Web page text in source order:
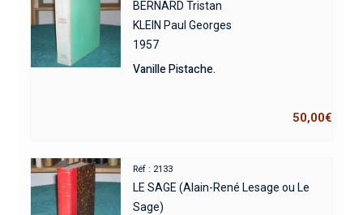
BERNARD Tristan
KLEIN Paul Georges
1957
Vanille Pistache.
50,00€
Réf : 2133
LE SAGE (Alain-René Lesage ou Le
Sage)